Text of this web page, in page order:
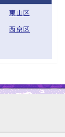
東山区
西京区